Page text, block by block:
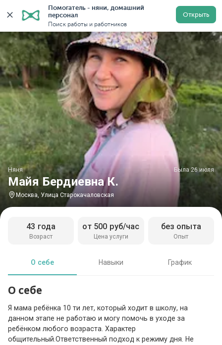
Помогатель - няни, домашний
персонал
Поиск работы и работников
Открыть
Главная Няни Няни в Москве Няни у метро
Майя Бердиевна К.
Няня Была 26 июля
Москва, Улица Старокачаловская
Возраст
43 года
Цена услуги
от 500 руб/час
Опыт
без опыта
О себе Навыки График
О себе
Я мама ребёнка 10 ти лет, который ходит в школу, на
данном этапе не работаю и могу помочь в уходе за
ребёнком любого возраста. Характер
общительный.Ответственный подход к режиму дня. Не